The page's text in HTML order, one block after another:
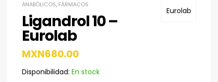
Eurolab
ANABÓLICOS, FÁRMACOS
Ligandrol 10 –
Eurolab
MXN680.00
Disponibilidad: En stock